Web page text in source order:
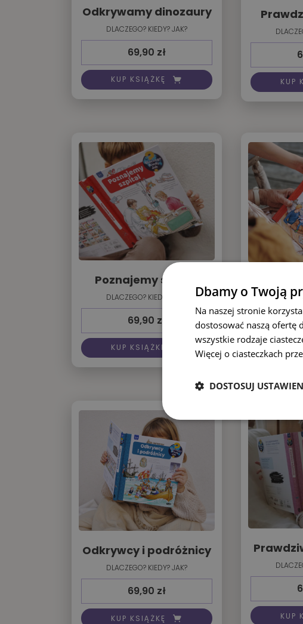
Odkrywamy dinozaury
DLACZEGO? KIEDY? JAK?
69,90 zł
KUP KSIĄŻKĘ KUP
Poznajemy szpital
DLACZEGO? KIEDY? JAK?
69,90 zł
KUP KSIĄŻKĘ KUP
Odkrywcy i podróżnicy
DLACZEGO? KIEDY? JAK?
69,90 zł
KUP KSIĄŻKĘ KUP
Dbamy o Twoją
Na naszej stronie
dostosować naszą ofertę
wszystkie rodzaje
Więcej o ciasteczkach
DOSTOSUJ